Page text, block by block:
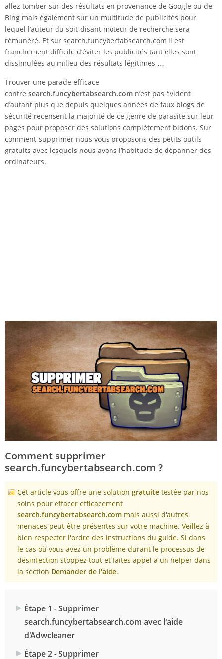
allez tomber sur des résultats en provenance de Google ou de
Bing mais également sur un multitude de publicités pour
lequel l’auteur du soit-disant moteur de recherche sera
rémunéré. Et sur search.funcybertabsearch.com il est
franchement difficile d’éviter les publicités tant elles sont
dissimulées au milieu des résultats légitimes …
Trouver une parade efficace
contre search.funcybertabsearch.com n’est pas évident
d’autant plus que depuis quelques années de faux blogs de
sécurité recensent la majorité de ce genre de parasite sur leur
pages pour proposer des solutions complètement bidons. Sur
comment-supprimer nous vous proposons des petits outils
gratuits avec lesquels nous avons l’habitude de dépanner des
ordinateurs.
Comment supprimer
search.funcybertabsearch.com ?
Cet article vous offre une solution gratuite testée par nos
soins pour effacer efficacement
search.funcybertabsearch.com mais aussi d'autres
menaces peut-être présentes sur votre machine. Veillez à
bien respecter l'ordre des instructions du guide. Si dans
le cas où vous avez un problème durant le processus de
désinfection stoppez tout et faites appel à un helper dans
la section Demander de l'aide.
Étape 1 - Supprimer
search.funcybertabsearch.com avec l'aide
d'Adwcleaner
Étape 2 - Supprimer